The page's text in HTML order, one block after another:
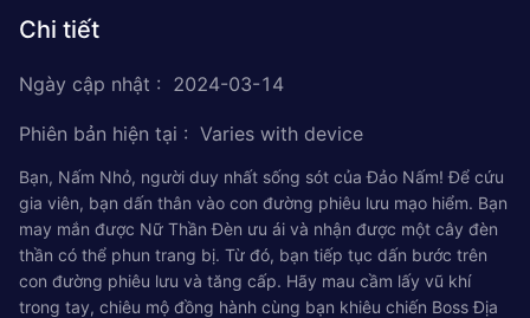
Chi tiết
Ngày cập nhật : 2024-03-14
Phiên bản hiện tại : Varies with device
Bạn, Nấm Nhỏ, người duy nhất sống sót của Đảo Nấm! Để cứu
gia viên, bạn dấn thân vào con đường phiêu lưu mạo hiểm. Bạn
may mắn được Nữ Thần Đèn ưu ái và nhận được một cây đèn
thần có thể phun trang bị. Từ đó, bạn tiếp tục dấn bước trên
con đường phiêu lưu và tăng cấp. Hãy mau cầm lấy vũ khí
trong tay, chiêu mộ đồng hành cùng bạn khiêu chiến Boss Địa